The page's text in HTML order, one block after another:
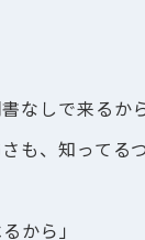
なしで来るから
も、知ってる
から」